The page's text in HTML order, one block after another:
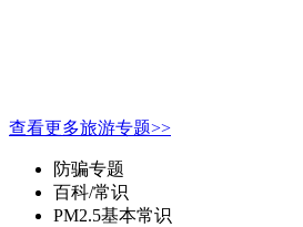
查看更多旅游专题>>
防骗专题
百科/常识
PM2.5基本常识